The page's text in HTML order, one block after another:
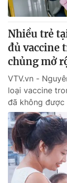
Nhiều trẻ
đủ vaccine
chủng mở
VTV.vn -
loại vaccine
đã không được